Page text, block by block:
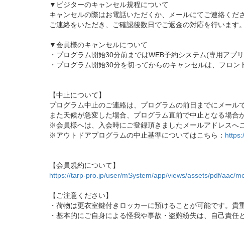
▼ビジターのキャンセル規程について
キャンセルの際はお電話いただくか、メールにてご連絡くださ
ご連絡をいただき、ご確認後数日でご返金の対応を行います。
▼会員様のキャンセルについて
・プログラム開始30分前まではWEB予約システム(専用アプ
・プログラム開始30分を切ってからのキャンセルは、フロン
【中止について】
プログラム中止のご連絡は、プログラムの前日までにメール
また天候が急変した場合、プログラム直前で中止となる場合
※会員様へは、入会時にご登録頂きましたメールアドレスへ
※アウトドアプログラムの中止基準についてはこちら：
【会員規約について】
https://tarp-pro.jp/user/mSystem/app/views/assets/pdf/aac/
【ご注意ください】
・荷物は更衣室鍵付きロッカーに預けることが可能です。貴
・基本的にご自身による怪我や事故・盗難紛失は、自己責任